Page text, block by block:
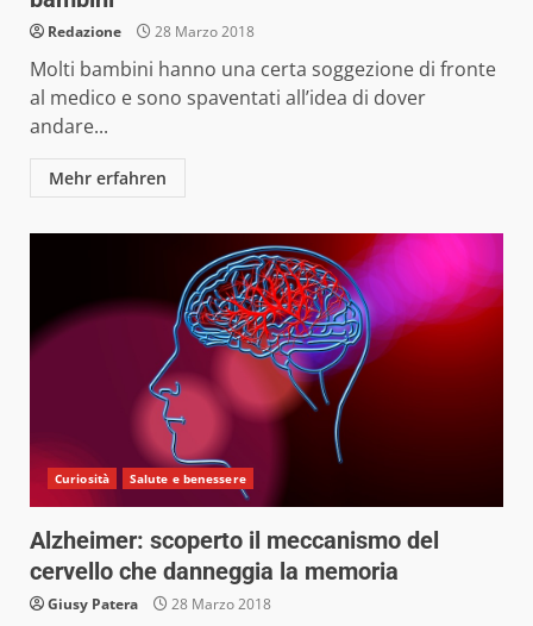
Redazione 28 Marzo 2018
Molti bambini hanno una certa soggezione di fronte
al medico e sono spaventati all’idea di dover
andare...
Mehr erfahren
Curiosità Salute e benessere
Alzheimer: scoperto il meccanismo del
cervello che danneggia la memoria
Giusy Patera 28 Marzo 2018